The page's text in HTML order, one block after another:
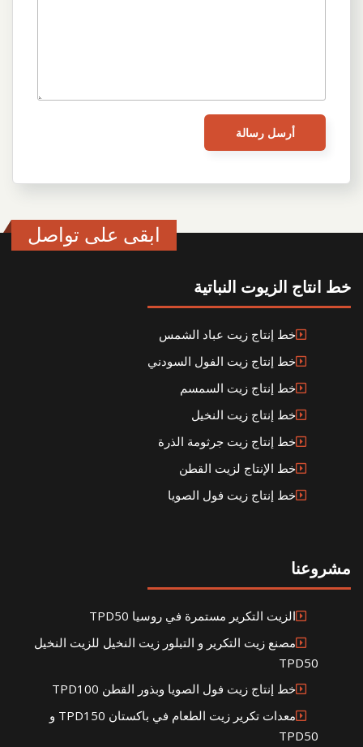
ابقى على تواصل
خط انتاج الزيوت النباتية
خط إنتاج زيت عباد الشمس
خط إنتاج زيت الفول السودني
خط إنتاج زيت السمسم
خط إنتاج زيت النخيل
خط إنتاج زيت جرثومة الذرة
خط الإنتاج لزيت القطن
خط إنتاج زيت فول الصويا
مشروعنا
الزيت التكرير مستمرة في روسيا TPD50
مصنع زيت التكرير و التبلور زيت النخيل للزيت النخيل
TPD50
خط إنتاج زيت فول الصويا وبذور القطن TPD100
معدات تكرير زيت الطعام في باكستان TPD150 و
TPD50